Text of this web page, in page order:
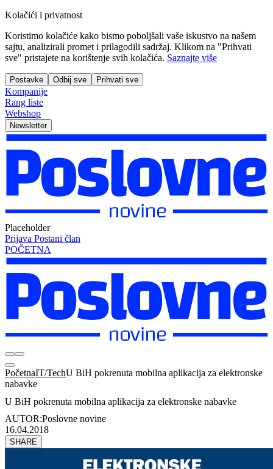
Kolačići i privatnost
Koristimo kolačiće kako bismo poboljšali vaše iskustvo na našem
sajtu, analizirali promet i prilagodili sadržaj. Klikom na "Prihvati
sve" pristajete na korištenje svih kolačića. Saznajte više
Postavke Odbij sve Prihvati sve
Kompanije
Rang liste
Webshop
Newsletter
Placeholder
Prijava Postani član
POČETNA
PočetnaIT/TechU BiH pokrenuta mobilna aplikacija za elektronske
nabavke
U BiH pokrenuta mobilna aplikacija za elektronske nabavke
AUTOR:Poslovne novine
16.04.2018
SHARE